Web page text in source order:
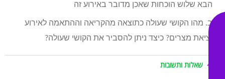
הבא שלוש הוכחות שאכן מדובר באירוע זה
ב. מהו הקושי שעולה כתוצאה מהקריאה וההתאמה לאירוע
יציאת מצרים? כיצד ניתן להסביר את הקושי שעולה?
שאלות ותשובות